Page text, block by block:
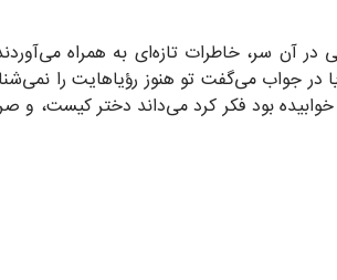
آن سر، خاطرات تازه‌‌ای به همراه
در جواب می‌گفت تو هنوز رؤیاهایت را
بود فکر کرد می‌داند دختر کیست، و